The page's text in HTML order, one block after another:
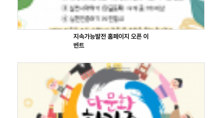
지속가능발전 홈페이지 오픈 이
벤트